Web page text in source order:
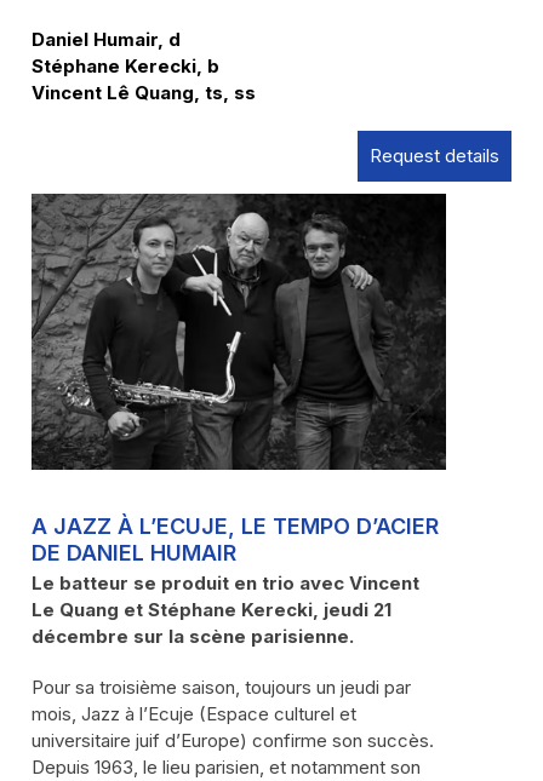
Daniel Humair, d
Stéphane Kerecki, b
Vincent Lê Quang, ts, ss
Request details
A JAZZ À L’ECUJE, LE TEMPO D’ACIER
DE DANIEL HUMAIR
Le batteur se produit en trio avec Vincent
Le Quang et Stéphane Kerecki, jeudi 21
décembre sur la scène parisienne.
Pour sa troisième saison, toujours un jeudi par
mois, Jazz à l’Ecuje (Espace culturel et
universitaire juif d’Europe) confirme son succès.
Depuis 1963, le lieu parisien, et notamment son